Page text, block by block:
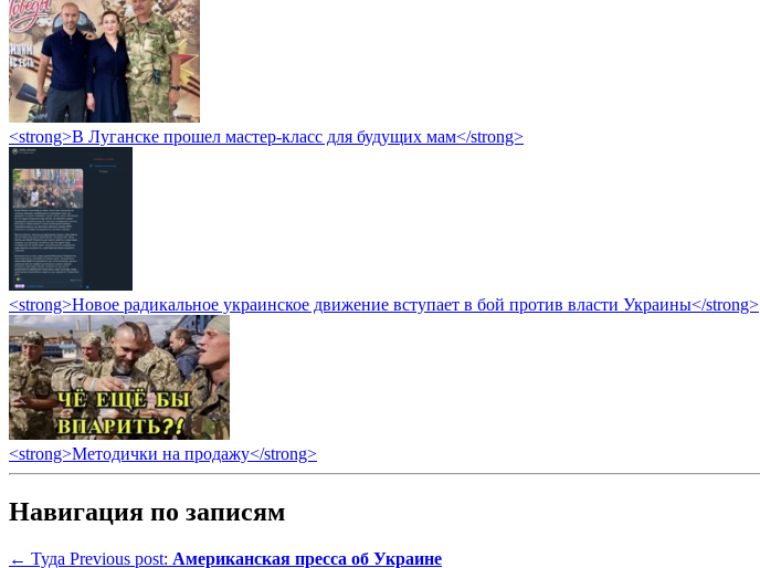
<strong>В Луганске прошел мастер-класс для будущих мам</strong>
<strong>Новое радикальное украинское движение вступает в бой против власти Украины</strong>
<strong>Методички на продажу</strong>
Навигация по записям
← Туда Previous post: Американская пресса об Украине